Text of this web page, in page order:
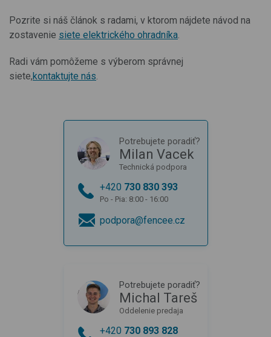
Pozrite si náš článok s radami, v ktorom nájdete návod na
zostavenie siete elektrického ohradníka
Radi vám pomôžeme s výberom správnej
siete,kontaktujte nás
Potrebujete poradiť?
Milan Vacek
Technická podpora
+420 730 830 393
Po - Pia: 8:00 - 16:00
podpora@fencee.cz
Potrebujete poradiť?
Michal Tareš
Oddelenie predaja
+420 730 893 828